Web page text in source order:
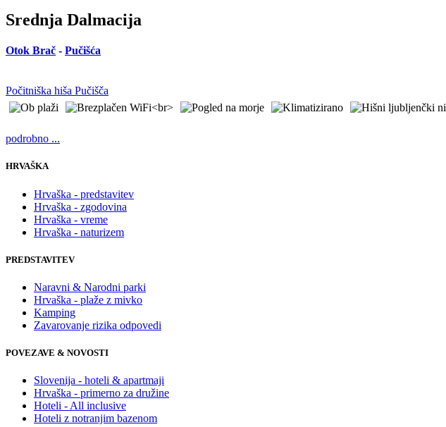
Srednja Dalmacija
Otok Brač - Pučišća
Počitniška hiša Pučišča
podrobno ...
HRVAŠKA
Hrvaška - predstavitev
Hrvaška - zgodovina
Hrvaška - vreme
Hrvaška - naturizem
PREDSTAVITEV
Naravni & Narodni parki
Hrvaška - plaže z mivko
Kamping
Zavarovanje rizika odpovedi
POVEZAVE & NOVOSTI
Slovenija - hoteli & apartmaji
Hrvaška - primerno za družine
Hoteli - All inclusive
Hoteli z notranjim bazenom